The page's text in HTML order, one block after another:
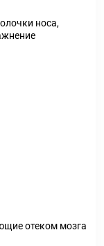
носа,
отеком мозга